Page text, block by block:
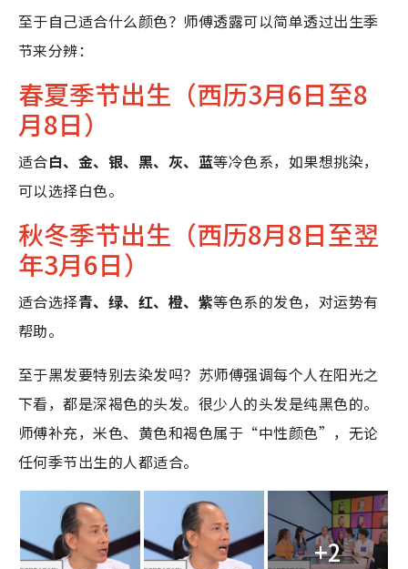
至于自己适合什么颜色？师傅透露可以简单透过出生季
节来分辨：
春夏季节出生（西历3月6日至8
月8日）
适合白、金、银、黑、灰、蓝等冷色系，如果想挑染，
可以选择白色。
秋冬季节出生（西历8月8日至翌
年3月6日）
适合选择青、绿、红、橙、紫等色系的发色，对运势有
帮助。
至于黑发要特别去染发吗？苏师傅强调每个人在阳光之
下看，都是深褐色的头发。很少人的头发是纯黑色的。
师傅补充，米色、黄色和褐色属于“中性颜色”，无论
任何季节出生的人都适合。
+2